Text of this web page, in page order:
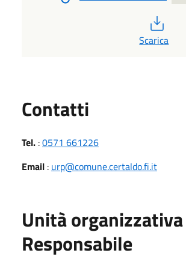
Scarica
Contatti
Tel. :0571 661226
Email : urp@comune.certaldo.fi.it
Unità organizzativa
Responsabile